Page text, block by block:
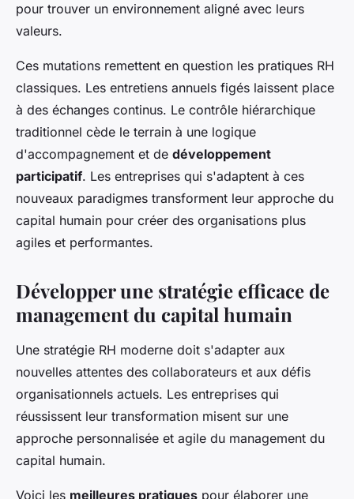
pour trouver un environnement aligné avec leurs
valeurs.
Ces mutations remettent en question les pratiques RH
classiques. Les entretiens annuels figés laissent place
à des échanges continus. Le contrôle hiérarchique
traditionnel cède le terrain à une logique
d'accompagnement et de développement
participatif. Les entreprises qui s'adaptent à ces
nouveaux paradigmes transforment leur approche du
capital humain pour créer des organisations plus
agiles et performantes.
Développer une stratégie efficace de
management du capital humain
Une stratégie RH moderne doit s'adapter aux
nouvelles attentes des collaborateurs et aux défis
organisationnels actuels. Les entreprises qui
réussissent leur transformation misent sur une
approche personnalisée et agile du management du
capital humain.
Voici les meilleures pratiques pour élaborer une